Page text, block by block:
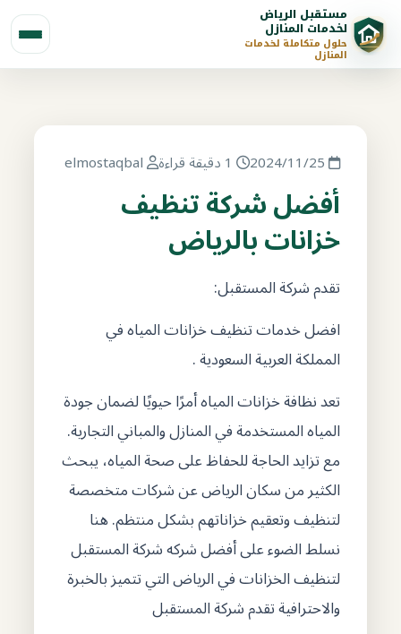
مستقبل الرياض
لخدمات المنازل
حلول متكاملة لخدمات
المنازل
أفضل شركة تنظيف
خزانات بالرياض
تقدم شركة المستقبل:
افضل خدمات تنظيف خزانات المياه في
المملكة العربية السعودية .
تعد نظافة خزانات المياه أمرًا حيويًا لضمان جودة
المياه المستخدمة في المنازل والمباني التجارية.
مع تزايد الحاجة للحفاظ على صحة المياه، يبحث
الكثير من سكان الرياض عن شركات متخصصة
لتنظيف وتعقيم خزاناتهم بشكل منتظم. هنا
نسلط الضوء على أفضل شركه شركة المستقبل
لتنظيف الخزانات في الرياض التي تتميز بالخبرة
والاحترافية تقدم شركة المستقبل